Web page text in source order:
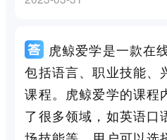
虎鲸爱学是一款在
包括语言、职业技能、
课程。虎鲸爱学的课程
了很多领域，如英语口